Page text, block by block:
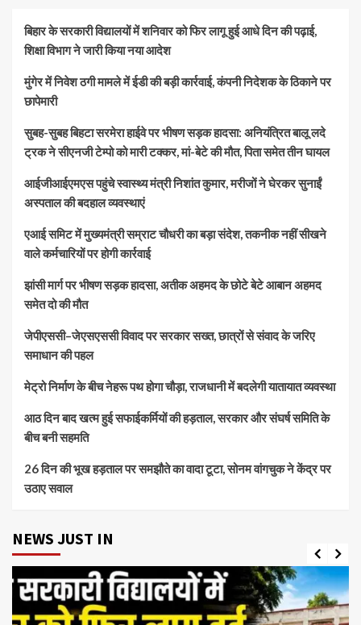
बिहार के सरकारी विद्यालयों में शनिवार को फिर लागू हुई आधे दिन की पढ़ाई,
शिक्षा विभाग ने जारी किया नया आदेश
मुंगेर में निवेश ठगी मामले में ईडी की बड़ी कार्रवाई, कंपनी निदेशक के ठिकाने पर
छापेमारी
सुबह-सुबह बिहटा सरमेरा हाईवे पर भीषण सड़क हादसा: अनियंत्रित बालू लदे
ट्रक ने सीएनजी टेम्पो को मारी टक्कर, मां-बेटे की मौत, पिता समेत तीन घायल
आईजीआईएमएस पहुंचे स्वास्थ्य मंत्री निशांत कुमार, मरीजों ने घेरकर सुनाईं
अस्पताल की बदहाल व्यवस्थाएं
एआई समिट में मुख्यमंत्री सम्राट चौधरी का बड़ा संदेश, तकनीक नहीं सीखने
वाले कर्मचारियों पर होगी कार्रवाई
झांसी मार्ग पर भीषण सड़क हादसा, अतीक अहमद के छोटे बेटे आबान अहमद
समेत दो की मौत
जेपीएससी–जेएसएससी विवाद पर सरकार सख्त, छात्रों से संवाद के जरिए
समाधान की पहल
मेट्रो निर्माण के बीच नेहरू पथ होगा चौड़ा, राजधानी में बदलेगी यातायात व्यवस्था
आठ दिन बाद खत्म हुई सफाईकर्मियों की हड़ताल, सरकार और संघर्ष समिति के
बीच बनी सहमति
26 दिन की भूख हड़ताल पर समझौते का वादा टूटा, सोनम वांगचुक ने केंद्र पर
उठाए सवाल
NEWS JUST IN